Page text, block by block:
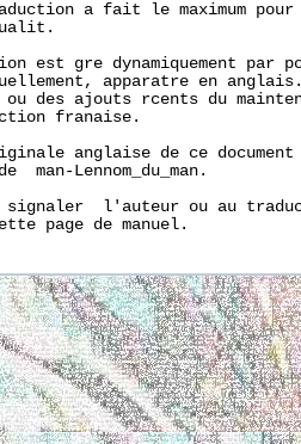
a fait le maximum
est gre dynamiquement par
apparatre en
des ajouts rcents du
franaise.
anglaise de ce
man-Lennom_du_man.
l'auteur ou au